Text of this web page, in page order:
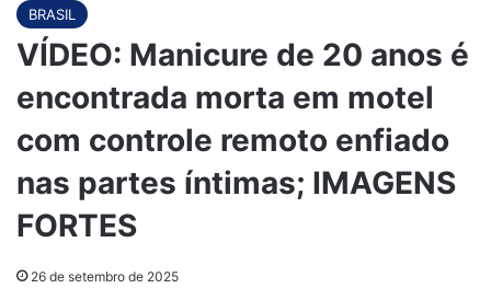
BRASIL
VÍDEO: Manicure de 20 anos é
encontrada morta em motel
com controle remoto enfiado
nas partes íntimas; IMAGENS
FORTES
26 de setembro de 2025